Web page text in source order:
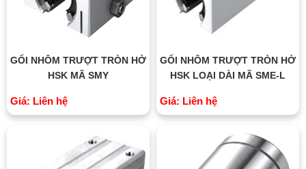
GỐI NHÔM TRƯỢT TRÒN HỞ
HSK MÃ SMY
Giá: Liên hệ
GỐI NHÔM TRƯỢT TRÒN HỞ
HSK LOẠI DÀI MÃ SME-L
Giá: Liên hệ